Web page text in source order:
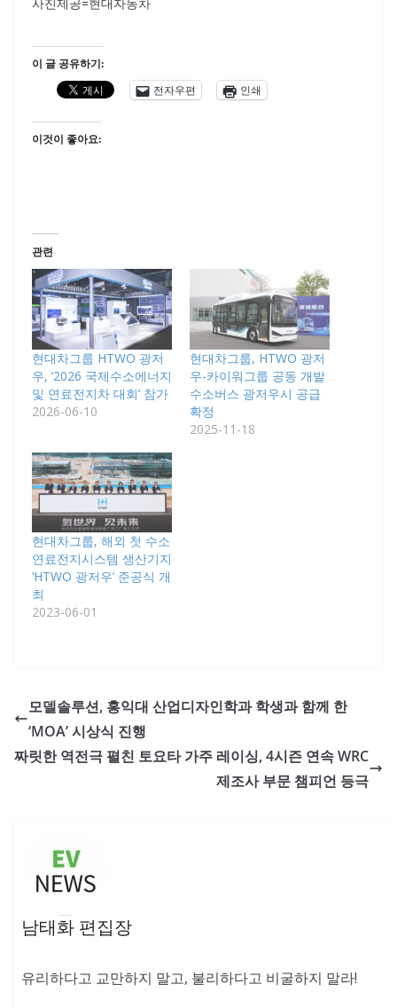
사진제공=현대자동차
이 글 공유하기:
전자우편
인쇄
이것이 좋아요:
관련
현대차그룹 HTWO 광저
우, ‘2026 국제수소에너지
및 연료전지차 대회’ 참가
2026-06-10
현대차그룹, HTWO 광저
우-카이워그룹 공동 개발
수소버스 광저우시 공급
확정
2025-11-18
현대차그룹, 해외 첫 수소
연료전지시스템 생산기지
‘HTWO 광저우’ 준공식 개
최
2023-06-01
모델솔루션, 홍익대 산업디자인학과 학생과 함께 한
‘MOA’ 시상식 진행
짜릿한 역전극 펼친 토요타 가주 레이싱, 4시즌 연속 WRC
제조사 부문 챔피언 등극
남태화 편집장
유리하다고 교만하지 말고, 불리하다고 비굴하지 말라!